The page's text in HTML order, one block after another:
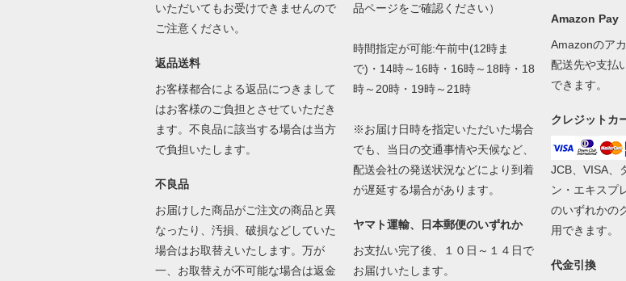
いただいてもお受けできませんので
ご注意ください。
返品送料
お客様都合による返品につきまして
はお客様のご負担とさせていただき
ます。不良品に該当する場合は当方
で負担いたします。
不良品
お届けした商品がご注文の商品と異
なったり、汚損、破損などしていた
場合はお取替えいたします。万が
一、お取替えが不可能な場合は返金
品ページをご確認ください）
時間指定が可能:午前中(12時ま
で)・14時～16時・16時～18時・18
時～20時・19時～21時
※お届け日時を指定いただいた場合
でも、当日の交通事情や天候など、
配送会社の発送状況などにより到着
が遅延する場合があります。
ヤマト運輸、日本郵便のいずれか
お支払い完了後、１０日～１４日で
お届けいたします。
Amazon Pay
Amazonのア
配送先や支払
できます。
クレジットカ
JCB、VISA、
ン・エキスプ
のいずれかの
用できます。
代金引換